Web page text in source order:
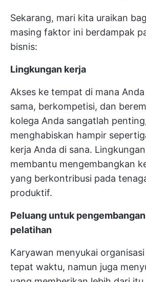
Sekarang, mari kita uraikan
masing faktor ini berdampak
bisnis:
Lingkungan kerja
Akses ke tempat di mana
sama, berkompetisi, dan
kolega Anda sangatlah
menghabiskan hampir
kerja Anda di sana.
membantu mengembangkan
yang berkontribusi pada
produktif.
Peluang untuk
pelatihan
Karyawan menyukai
tepat waktu, namun juga